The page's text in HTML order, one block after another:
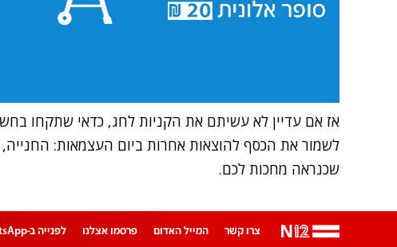
אז אם עדיין לא עשיתם את הקניות לחג, כדאי שתקחו
לשמור את הכסף להוצאות אחרות ביום העצמאות: החנייה,
שכנראה מחכות לכם.
צרו קשר המייל האדום פרסמו אצלנו לפנייה ב-WhatsApp